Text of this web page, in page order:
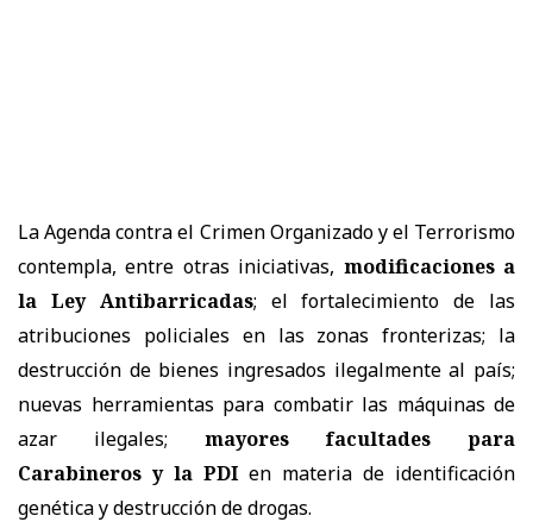
La Agenda contra el Crimen Organizado y el Terrorismo
contempla, entre otras iniciativas, modificaciones a
la Ley Antibarricadas; el fortalecimiento de las
atribuciones policiales en las zonas fronterizas; la
destrucción de bienes ingresados ilegalmente al país;
nuevas herramientas para combatir las máquinas de
azar ilegales; mayores facultades para
Carabineros y la PDI en materia de identificación
genética y destrucción de drogas.